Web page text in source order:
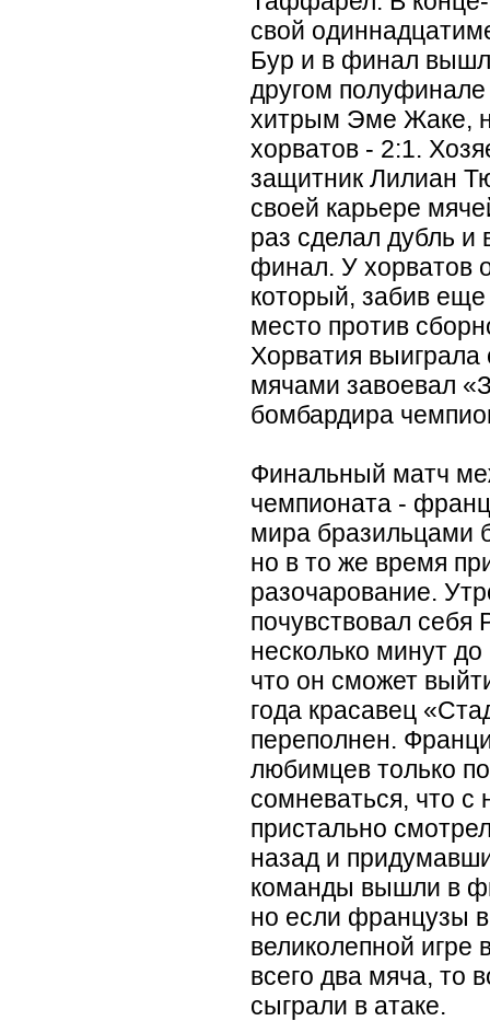
свой
Бур и в финал
другом
хитрым Эме Жаке,
хорватов - 2:1.
защитник Лилиан
своей карьере
раз сделал дубль
финал. У хорватов
который, забив еще
место против
Хорватия
мячами завоевал «
бомбардира
Финальный матч
чемпионата -
мира бразильцами
но в то же время
разочарование.
почувствовал
несколько минут
что он сможет
года красавец «
переполнен.
любимцев только
сомневаться, что
пристально
назад и
команды вышли в
но если французы
великолепной игре
всего два мяча, то
сыграли в атаке.